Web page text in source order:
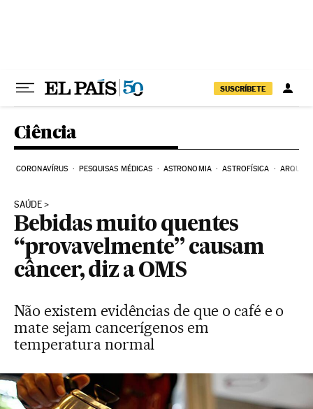
SUSCRÍBETE
Ciência
CORONAVÍRUS PESQUISAS MÉDICAS ASTRONOMIA ASTROFÍSICA
SAÚDE
Bebidas muito quentes
“provavelmente” causam
câncer, diz a OMS
Não existem evidências de que o café e o
mate sejam cancerígenos em
temperatura normal